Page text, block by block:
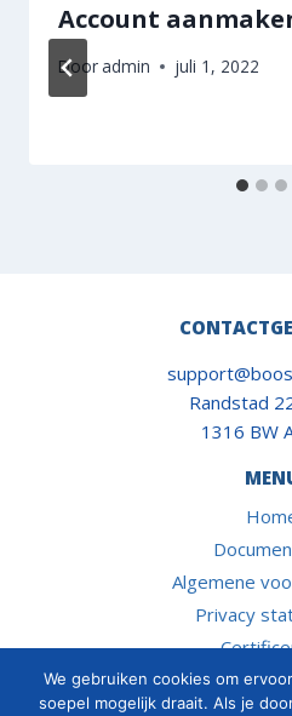
Account
Dooradmin juli 1, 2022
Randstad
1316 BW
Algemene
Privacy
We gebruiken cookies om
soepel mogelijk draait. Als je